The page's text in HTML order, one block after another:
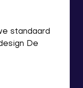
standaard
De